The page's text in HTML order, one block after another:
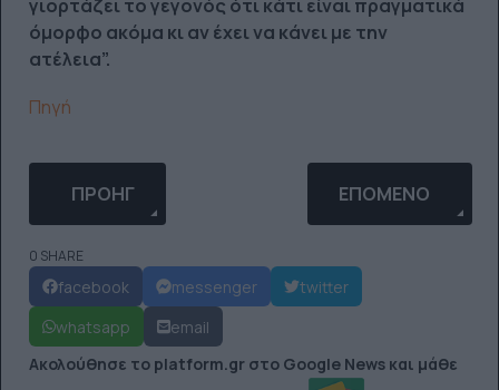
γιορτάζει το γεγονός ότι κάτι είναι πραγματικά
όμορφο ακόμα κι αν έχει να κάνει με την
ατέλεια”.
Πηγή
ΠΡΟΗΓΟΎΜΕΝΟ ΆΡΘΡΟ: Ο RAFAEL KONISHI ΔΕΝ
ΠΡΟΗΓ ΕΠΌΜΕΝΟ ΆΡΘΡΟ:
ΕΠΌΜΕΝΟ
0 SHARE
facebook messenger
twitter
whatsapp
email
Ακολούθησε το platform.gr στο Google News και μάθε